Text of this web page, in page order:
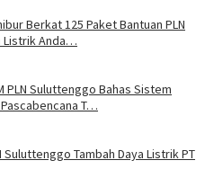
Berkat 125 Paket Bantuan PLN
Listrik Anda…
PLN Suluttenggo Bahas Sistem
T…
Tambah Daya Listrik PT